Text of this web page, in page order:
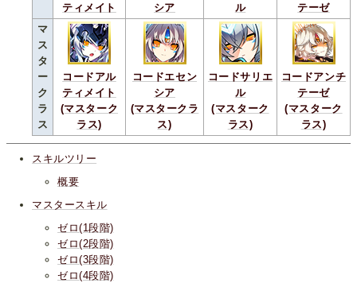
ティメイト
シア
ル
テーゼ
マ
ス
タ
ー
ク
ラ
ス
コードアル
ティメイト
(マスターク
ラス)
コードエセン
シア
(マスタークラ
ス)
コードサリエ
ル
(マスターク
ラス)
コードアンチ
テーゼ
(マスターク
ラス)
スキルツリー
概要
マスタースキル
ゼロ(1段階)
ゼロ(2段階)
ゼロ(3段階)
ゼロ(4段階)